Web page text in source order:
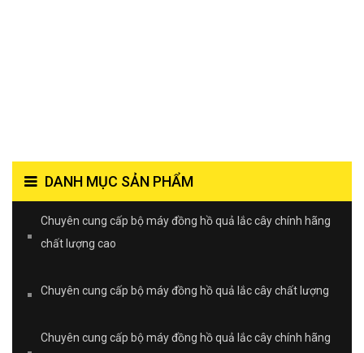
DANH MỤC SẢN PHẨM
Chuyên cung cấp bộ máy đồng hồ quả lắc cây chính hãng
chất lượng cao
Chuyên cung cấp bộ máy đồng hồ quả lắc cây chất lượng
Chuyên cung cấp bộ máy đồng hồ quả lắc cây chính hãng